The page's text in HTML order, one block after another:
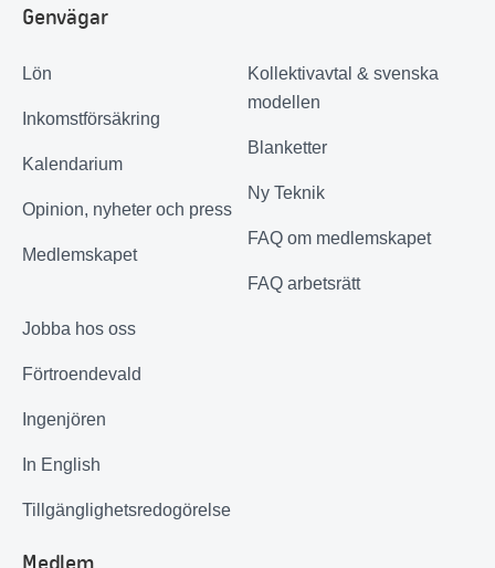
Genvägar
Lön
Inkomstförsäkring
Kalendarium
Opinion, nyheter och press
Medlemskapet
Kollektivavtal & svenska
modellen
Blanketter
Ny Teknik
FAQ om medlemskapet
FAQ arbetsrätt
Jobba hos oss
Förtroendevald
Ingenjören
In English
Tillgänglighetsredogörelse
Medlem